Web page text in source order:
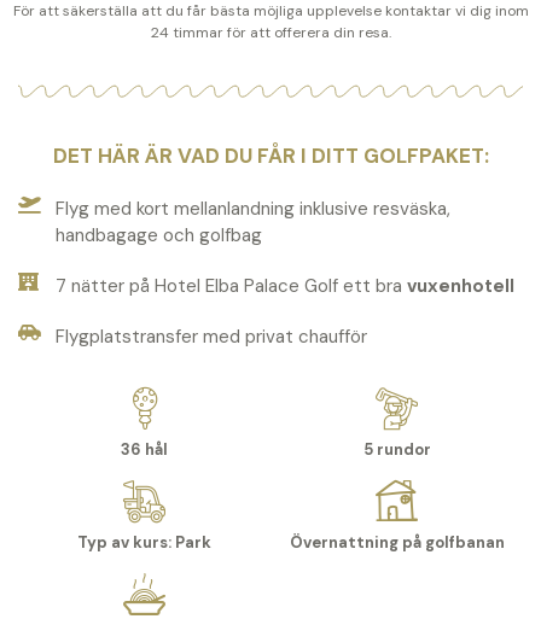
För att säkerställa att du får bästa möjliga upplevelse kontaktar vi dig inom
24 timmar för att offerera din resa.
DET HÄR ÄR VAD DU FÅR I DITT GOLFPAKET:
Flyg med kort mellanlandning inklusive resväska,
handbagage och golfbag
7 nätter på Hotel Elba Palace Golf ett bra vuxenhotell
Flygplatstransfer med privat chaufför
36 hål 5 rundor
Typ av kurs: Park Övernattning på golfbanan